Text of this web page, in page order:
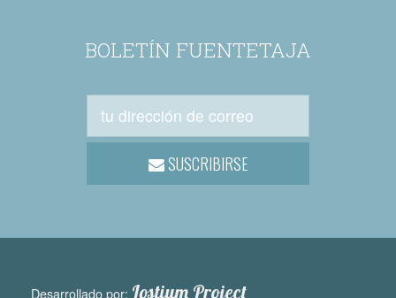
BOLETÍN FUENTETAJA
SUSCRIBIRSE
Desarrollado por: Lostium Project